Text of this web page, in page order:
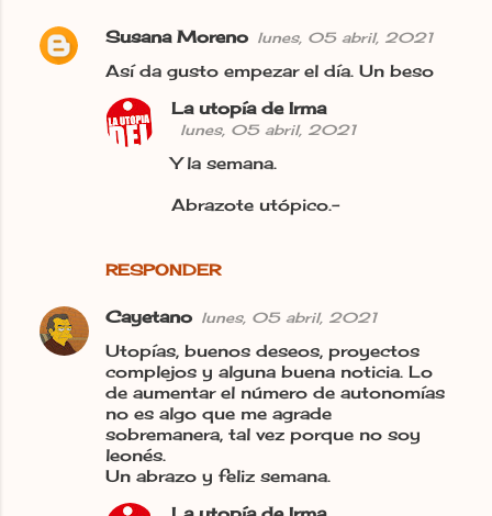
Susana Moreno lunes, 05 abril, 2021
Así da gusto empezar el día. Un beso
RESPONDER
La utopía de Irma
lunes, 05 abril, 2021
Y la semana.
Abrazote utópico.-
Cayetano lunes, 05 abril, 2021
Utopías, buenos deseos, proyectos
complejos y alguna buena noticia. Lo
de aumentar el número de autonomías
no es algo que me agrade
sobremanera, tal vez porque no soy
leonés.
Un abrazo y feliz semana.